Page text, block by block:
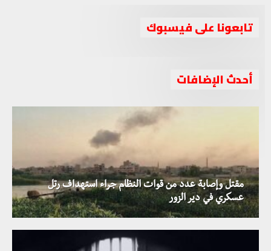
تابعونا على فيسبوك
أحدث الإضافات
مقتل وإصابة عدد من قوات النظام جراء استهداف رتل
عسكري في دير الزور